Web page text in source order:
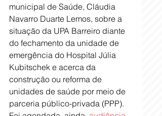
municipal de Saúde, Cláudia
Navarro Duarte Lemos, sobre a
situação da UPA Barreiro diante
do fechamento da unidade de
emergência do Hospital Júlia
Kubitschek e acerca da
construção ou reforma de
unidades de saúde por meio de
parceria público-privada (PPP).